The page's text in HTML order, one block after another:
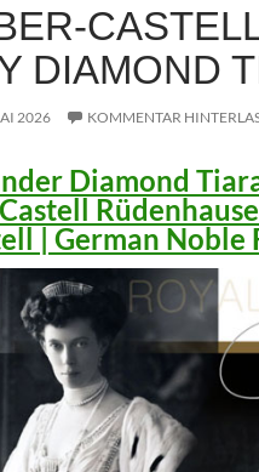
DIAMOND
2026 KOMMENTAR
Diamond
| German Noble